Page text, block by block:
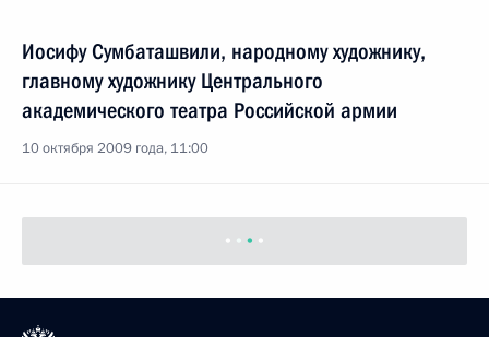
Иосифу Сумбаташвили, народному художнику,
главному художнику Центрального
академического театра Российской армии
10 октября 2009 года, 11:00